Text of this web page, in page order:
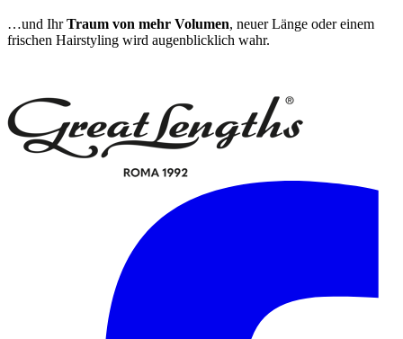
…und IhrTraum von mehr Volumen, neuer Länge oder einem
frischen Hairstyling wird augenblicklich wahr.